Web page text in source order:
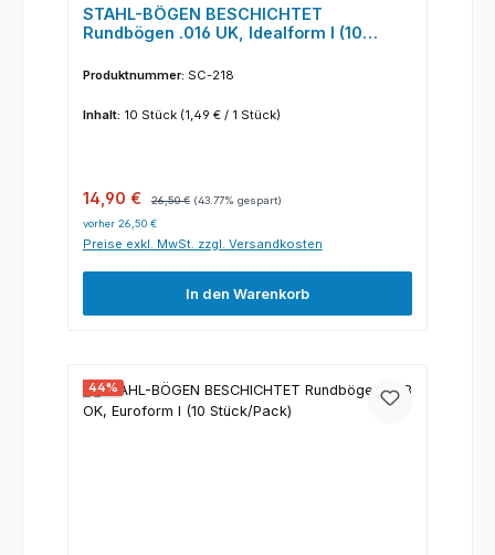
STAHL-BÖGEN BESCHICHTET
Rundbögen .016 UK, Idealform I (10
Produktnummer: SC-218
Inhalt: 10 Stück (1,49 € / 1 Stück)
Verkaufspreis:
14,90 € 26,50 € (43.77% gespart)
vorher 26,50 €
Preise exkl. MwSt. zzgl. Versandkosten
In den Warenkorb
44%